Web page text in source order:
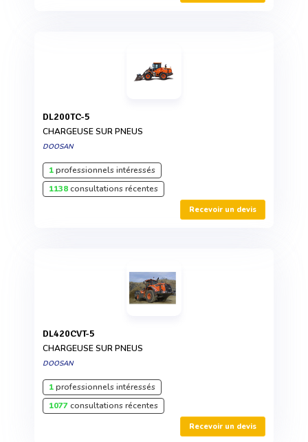
DL200TC-5
CHARGEUSE SUR PNEUS
DOOSAN
1professionnels intéressés
1138consultations récentes
Recevoir un devis
DL420CVT-5
CHARGEUSE SUR PNEUS
DOOSAN
1professionnels intéressés
1077consultations récentes
Recevoir un devis